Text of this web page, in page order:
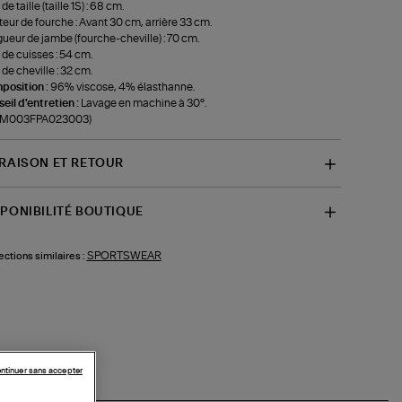
de taille (taille 1S) : 68 cm.
de fourche : Avant 30 cm, arrière 33 cm.
de jambe (fourche-cheville) : 70 cm.
de cuisses : 54 cm.
de cheville : 32 cm.
: 96% viscose, 4% élasthanne.
d'entretien :
Lavage en machine à 30°.
ET RETOUR
BOUTIQUE
similaires : SPORTSWEAR
sans accepter